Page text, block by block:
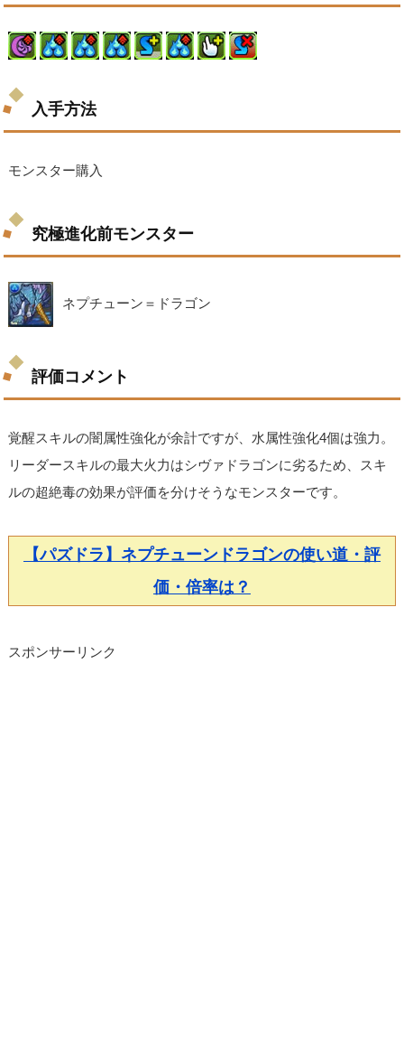
入手方法
モンスター購入
究極進化前モンスター
ネプチューン＝ドラゴン
評価コメント
覚醒スキルの闇属性強化が余計ですが、水属性強化4個は強力。
リーダースキルの最大火力はシヴァドラゴンに劣るため、スキ
ルの超絶毒の効果が評価を分けそうなモンスターです。
【パズドラ】ネプチューンドラゴンの使い道・評
価・倍率は？
スポンサーリンク